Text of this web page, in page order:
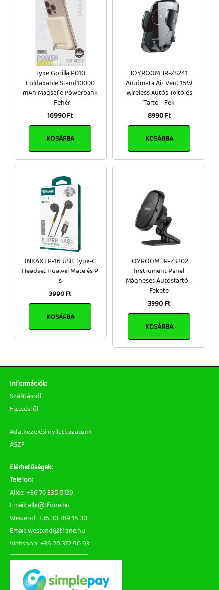
Type Gorilla P010
Foldabable Stand10000
mAh Magsafe Powerbank
- Fehér
16990 Ft
KOSÁRBA
JOYROOM JR-ZS241
Autómata Air Vent 15W
Wireless Autós Töltő és
Tartó - Fek
8990 Ft
KOSÁRBA
INKAX EP-16 USB Type-C
Headset Huawei Mate és P
s
3990 Ft
KOSÁRBA
JOYROOM JR-ZS202
Instrument Panel
Mágneses Autóstartó -
Fekete
3990 Ft
KOSÁRBA
Információk:
Szállításról
Fizetésről
Adatkezelési nyilatkozatunk
ÁSZF
Elérhetőségek:
Telefon:
Allee: +36 70 335 5129
Email: alle@tfone.hu
Westend: +36 30 789 15 30
Email: westend@tfone.hu
Webshop: +36 20 372 90 93